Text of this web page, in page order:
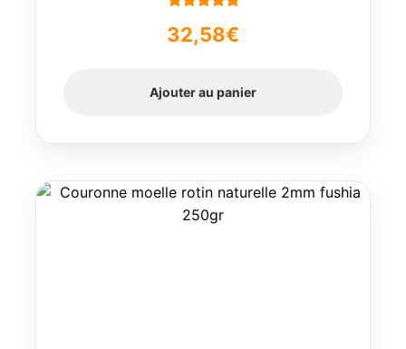
5
32,58€
Ajouter au panier